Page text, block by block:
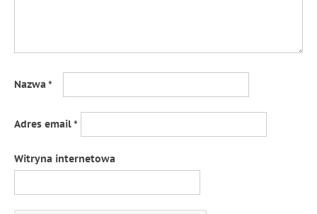
Nazwa*
Adres email*
Witryna internetowa